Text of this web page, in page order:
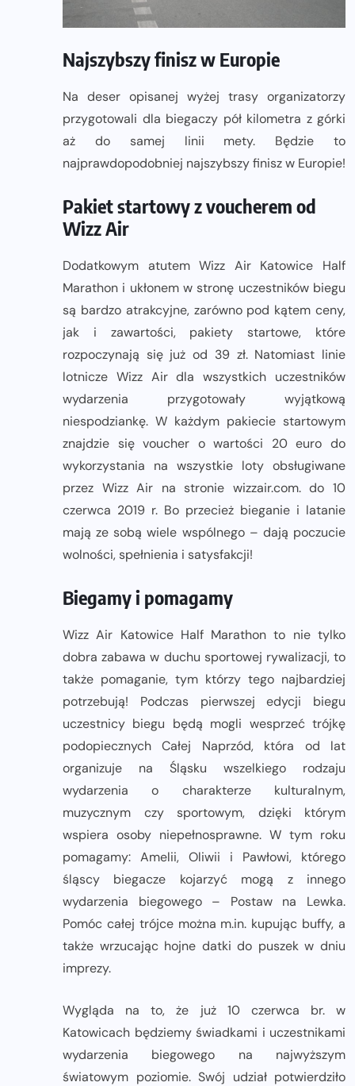
Najszybszy finisz w Europie
Na deser opisanej wyżej trasy organizatorzy
przygotowali dla biegaczy pół kilometra z górki
aż do samej linii mety. Będzie to
najprawdopodobniej najszybszy finisz w Europie!
Pakiet startowy z voucherem od
Wizz Air
Dodatkowym atutem Wizz Air Katowice Half
Marathon i ukłonem w stronę uczestników biegu
są bardzo atrakcyjne, zarówno pod kątem ceny,
jak i zawartości, pakiety startowe, które
rozpoczynają się już od 39 zł. Natomiast linie
lotnicze Wizz Air dla wszystkich uczestników
wydarzenia przygotowały wyjątkową
niespodziankę. W każdym pakiecie startowym
znajdzie się voucher o wartości 20 euro do
wykorzystania na wszystkie loty obsługiwane
przez Wizz Air na stronie wizzair.com. do 10
czerwca 2019 r. Bo przecież bieganie i latanie
mają ze sobą wiele wspólnego – dają poczucie
wolności, spełnienia i satysfakcji!
Biegamy i pomagamy
Wizz Air Katowice Half Marathon to nie tylko
dobra zabawa w duchu sportowej rywalizacji, to
także pomaganie, tym którzy tego najbardziej
potrzebują! Podczas pierwszej edycji biegu
uczestnicy biegu będą mogli wesprzeć trójkę
podopiecznych Całej Naprzód, która od lat
organizuje na Śląsku wszelkiego rodzaju
wydarzenia o charakterze kulturalnym,
muzycznym czy sportowym, dzięki którym
wspiera osoby niepełnosprawne. W tym roku
pomagamy: Amelii, Oliwii i Pawłowi, którego
śląscy biegacze kojarzyć mogą z innego
wydarzenia biegowego – Postaw na Lewka.
Pomóc całej trójce można m.in. kupując buffy, a
także wrzucając hojne datki do puszek w dniu
imprezy.
Wygląda na to, że już 10 czerwca br. w
Katowicach będziemy świadkami i uczestnikami
wydarzenia biegowego na najwyższym
światowym poziomie. Swój udział potwierdziło